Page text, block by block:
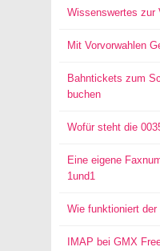
Wissenswertes zur
Mit Vorvorwahlen
Bahntickets zum
buchen
Wofür steht die
Eine eigene
1und1
Wie funktioniert
IMAP bei GMX